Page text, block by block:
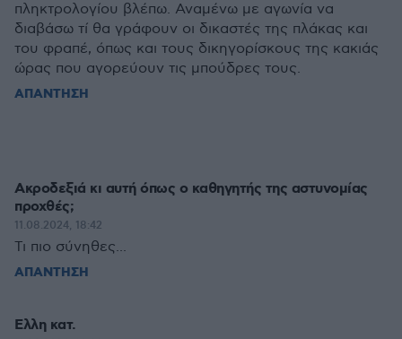
πληκτρολογίου βλέπω. Αναμένω με αγωνία να
διαβάσω τί θα γράφουν οι δικαστές της πλάκας και
του φραπέ, όπως και τους δικηγορίσκους της κακιάς
ώρας που αγορεύουν τις μπούδρες τους.
ΑΠΑΝΤΗΣΗ
Ακροδεξιά κι αυτή όπως ο καθηγητής της αστυνομίας
προχθές;
11.08.2024, 18:42
Τι πιο σύνηθες...
ΑΠΑΝΤΗΣΗ
Ελλη κατ.